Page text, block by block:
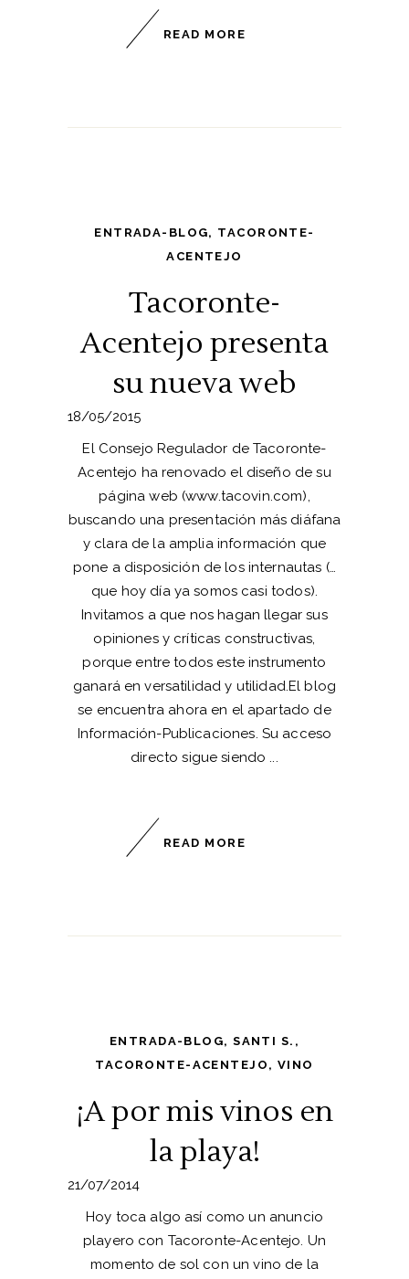
READ MORE
ENTRADA-BLOG, TACORONTE-
ACENTEJO
Tacoronte-
Acentejo presenta
su nueva web
18/05/2015
El Consejo Regulador de Tacoronte-
Acentejo ha renovado el diseño de su
página web (www.tacovin.com),
buscando una presentación más diáfana
y clara de la amplia información que
pone a disposición de los internautas (…
que hoy día ya somos casi todos).
Invitamos a que nos hagan llegar sus
opiniones y críticas constructivas,
porque entre todos este instrumento
ganará en versatilidad y utilidad.El blog
se encuentra ahora en el apartado de
Información-Publicaciones. Su acceso
directo sigue siendo
READ MORE
ENTRADA-BLOG,SANTI S. ,
TACORONTE-ACENTEJO , VINO
¡A por mis vinos en
la playa!
21/07/2014
Hoy toca algo así como un anuncio
playero con Tacoronte-Acentejo. Un
momento de sol con un vino de la